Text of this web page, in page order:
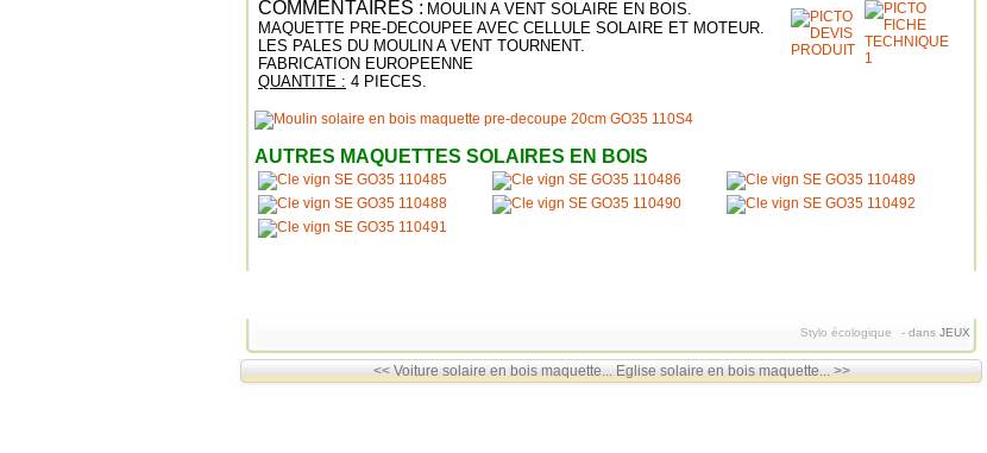
COMMENTAIRES : MOULIN A VENT SOLAIRE EN BOIS.
MAQUETTE PRE-DECOUPEE AVEC CELLULE SOLAIRE ET MOTEUR.
LES PALES DU MOULIN A VENT TOURNENT.
FABRICATION EUROPEENNE
QUANTITE : 4 PIECES.
AUTRES MAQUETTES SOLAIRES EN BOIS
Stylo écologique - dans JEUX
<< Voiture solaire en bois maquette... Eglise solaire en bois maquette... >>